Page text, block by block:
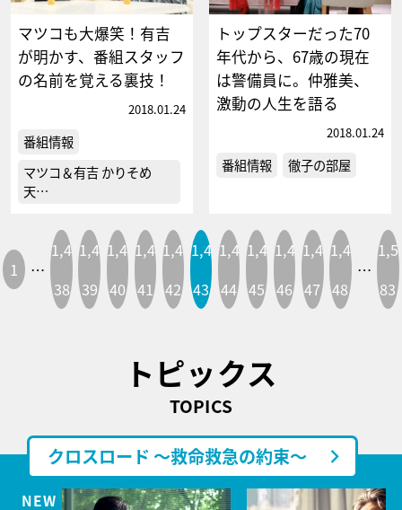
マツコも大爆笑！有吉
が明かす、番組スタッフ
の名前を覚える裏技！
2018.01.24
番組情報
マツコ＆有吉 かりそめ
天…
トップスターだった70
年代から、67歳の現在
は警備員に。仲雅美、
激動の人生を語る
2018.01.24
番組情報 徹子の部屋
1 …
1,4
38
1,4
39
1,4
40
1,4
41
1,4
42
1,4
43
1,4
44
1,4
45
1,4
46
1,4
47
1,4
48
…
1,5
83
トピックス
TOPICS
クロスロード ～救命救急の約束～